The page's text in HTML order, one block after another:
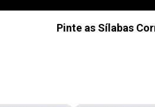
Pinte as Sílabas